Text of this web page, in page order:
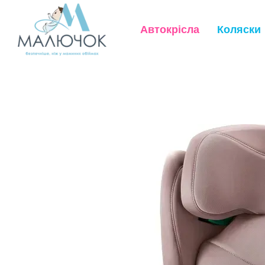
Перейти до основного контенту
Автокрісла Коляски